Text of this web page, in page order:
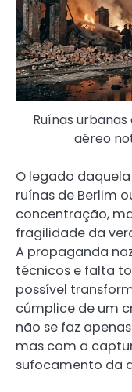
Ruínas
aéreo
O legado
ruínas de Berlim
concentração,
fragilidade da
A propaganda
técnicos e falta
possível
cúmplice de um
não se faz
mas com a
sufocamento da